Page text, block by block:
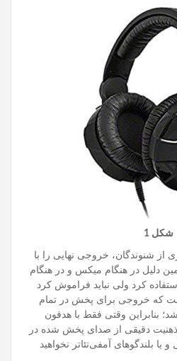
شکل 1
شنوندگان، خروجی نهایی را با
دلیل در هنگام میکس و در هنگام
کرد ولی نباید فراموش کرد
که خروجی برای پخش در تمام
بنابراین وقتی فقط با هدفون
دقیقی از صدای پخش شده در
یا بلندگوهای آمفی‌تئاتر نخواهید